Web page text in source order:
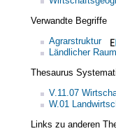
Verwandte Begriffe
Agrarstruktur
Ländlicher Raum
Thesaurus
V.11.07
W.01
Links zu anderen